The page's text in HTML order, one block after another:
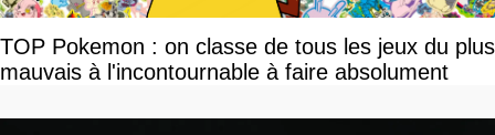
TOP Pokemon : on classe de tous les jeux du plus
mauvais à l'incontournable à faire absolument